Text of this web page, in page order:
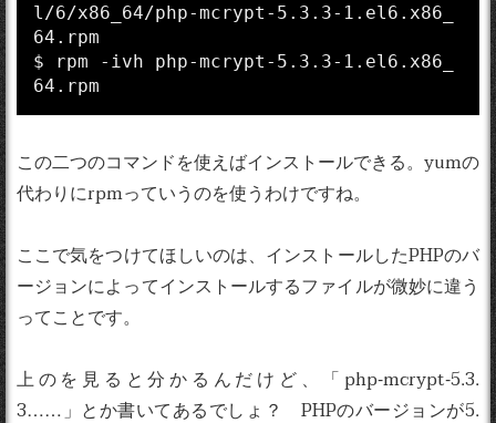
l/6/x86_64/php-mcrypt-5.3.3-1.el6.x86_
64.rpm
$ rpm -ivh php-mcrypt-5.3.3-1.el6.x86_
この二つのコマンドを使えばインストールできる。yumの
代わりにrpmっていうのを使うわけですね。
ここで気をつけてほしいのは、インストールしたPHPのバ
ージョンによってインストールするファイルが微妙に違う
ってことです。
上のを見ると分かるんだけど、「php-mcrypt-5.3.
3……」とか書いてあるでしょ？ PHPのバージョンが5.